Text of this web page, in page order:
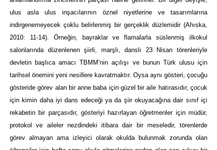
ulus asla ulus inşacılarının öznel niyetlerine ve tasarımlarına
indirgenemeyecek çoklu belirlenmiş bir gerçeklik düzlemidir (Ahıska,
2010: 11-14). Örneğin, bayraklar ve flamalarla süslenmiş ilkokul
salonlarında düzenlenen şiirli, marşlı, danslı 23 Nisan törenleriyle
devletin başlıca amacı TBMM’nin açılışı ve bunun Türk ulusu için
tarihsel önemini yeni nesillere kavratmaktır. Oysa aynı gösteri, çocuğu
gösteride görev alan bir anne baba için güzel bir aile hatırasıdır, çocuk
için kimin daha iyi dans edeceği ya da şiir okuyacağına dair sınıf içi
rekabetin bir parçasıdır, gösteriyi hazırlayan öğretmenler için müdür,
protokol ve aileler nezdindeki itibara dair bir meseledir, törenlerde
görev almayan ama izleyici olarak okulda bulunmak zorunda olan